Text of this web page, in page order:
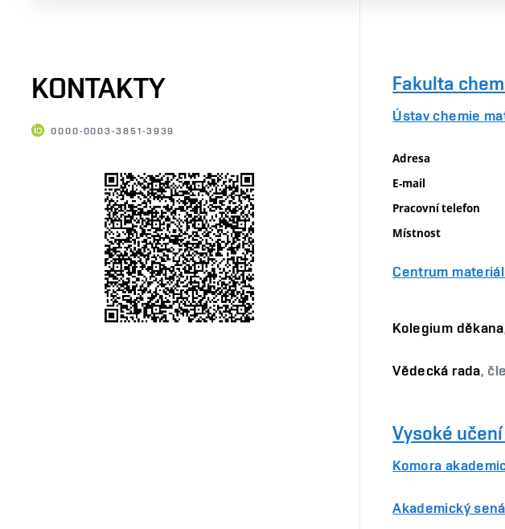
KONTAKTY
0000-0003-3851-3939
Fakulta
Ústav chemie
Adresa
E-mail
Pracovní telefon
Místnost
Centrum
Kolegium děkana
Vědecká rada,
Vysoké
Komora
Akademický